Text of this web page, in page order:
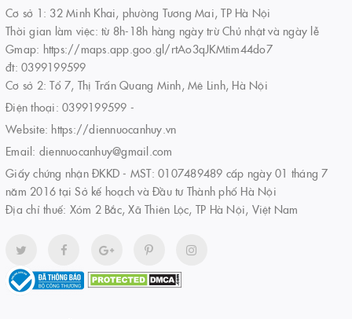
Cơ sở 1: 32 Minh Khai, phường Tương Mai, TP Hà Nội
Thời gian làm việc: từ 8h-18h hàng ngày trừ Chủ nhật và ngày lễ
Gmap: https://maps.app.goo.gl/rtAo3qJKMtim44do7
đt: 0399199599
Cơ sở 2: Tổ 7, Thị Trấn Quang Minh, Mê Linh, Hà Nội
Điện thoại: 0399199599 -
Website: https://diennuocanhuy.vn
Email: diennuocanhuy@gmail.com
Giấy chứng nhận ĐKKD - MST: 0107489489 cấp ngày 01 tháng 7
năm 2016 tại Sở kế hoạch và Đầu tư Thành phố Hà Nội
Địa chỉ thuế: Xóm 2 Bắc, Xã Thiên Lộc, TP Hà Nội, Việt Nam